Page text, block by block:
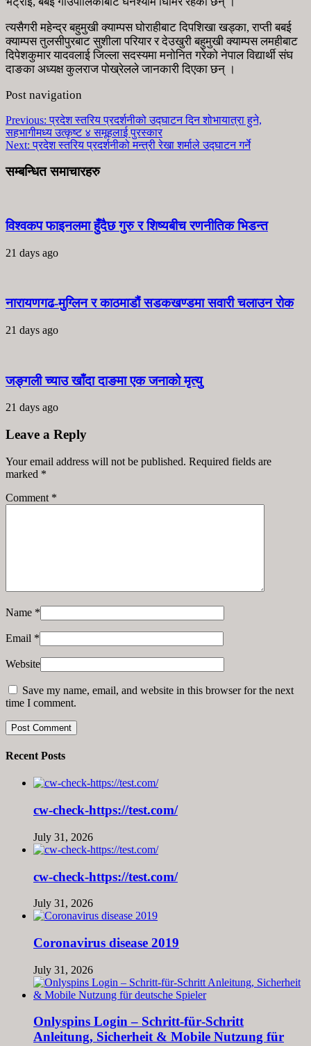
त्यसैगरी महेन्द्र बहुमुखी क्याम्पस घोराहीबाट दिपशिखा खड्का, राप्ती बबई
क्याम्पस तुलसीपुरबाट सुशीला परियार र देउखुरी बहुमुखी क्याम्पस लमहीबाट
दिपेशकुमार यादवलाई जिल्ला सदस्यमा मनोनित गरेको नेपाल विद्यार्थी संघ
दाङका अध्यक्ष कुलराज पोख्रेलले जानकारी दिएका छन् ।
Post navigation
Previous: प्रदेश स्तरिय प्रदर्शनीको उद्घाटन दिन शोभायात्रा हुने,
सहभागीमध्य उत्कृष्ट ४ समूहलाई पुरस्कार
Next: प्रदेश स्तरिय प्रदर्शनीको मन्त्री रेखा शर्माले उद्घाटन गर्ने
सम्बन्धित समाचारहरु
विश्वकप फाइनलमा हुँदैछ गुरु र शिष्यबीच रणनीतिक भिडन्त
21 days ago
नारायणगढ-मुग्लिन र काठमाडौं सडकखण्डमा सवारी चलाउन रोक
21 days ago
जङ्गली च्याउ खाँदा दाङमा एक जनाको मृत्यु
21 days ago
Leave a Reply
Your email address will not be published. Required fields are
marked *
Comment *
Name *
Email *
Website
Save my name, email, and website in this browser for the next
time I comment.
Recent Posts
cw-check-https://test.com/
July 31, 2026
cw-check-https://test.com/
July 31, 2026
Coronavirus disease 2019
July 31, 2026
Onlyspins Login – Schritt‑für‑Schritt
Anleitung, Sicherheit & Mobile Nutzung für